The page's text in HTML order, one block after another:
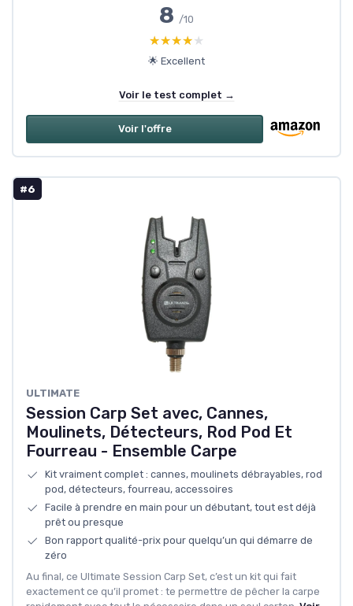
8 /10
★★★★★
★★★★★
🌟 Excellent
Voir le test complet →
Voir l'offre
#6
ULTIMATE
Session Carp Set avec, Cannes,
Moulinets, Détecteurs, Rod Pod Et
Fourreau - Ensemble Carpe
Kit vraiment complet : cannes, moulinets débrayables, rod
pod, détecteurs, fourreau, accessoires
Facile à prendre en main pour un débutant, tout est déjà
prêt ou presque
Bon rapport qualité-prix pour quelqu’un qui démarre de
zéro
Au final, ce Ultimate Session Carp Set, c’est un kit qui fait
exactement ce qu’il promet : te permettre de pêcher la carpe